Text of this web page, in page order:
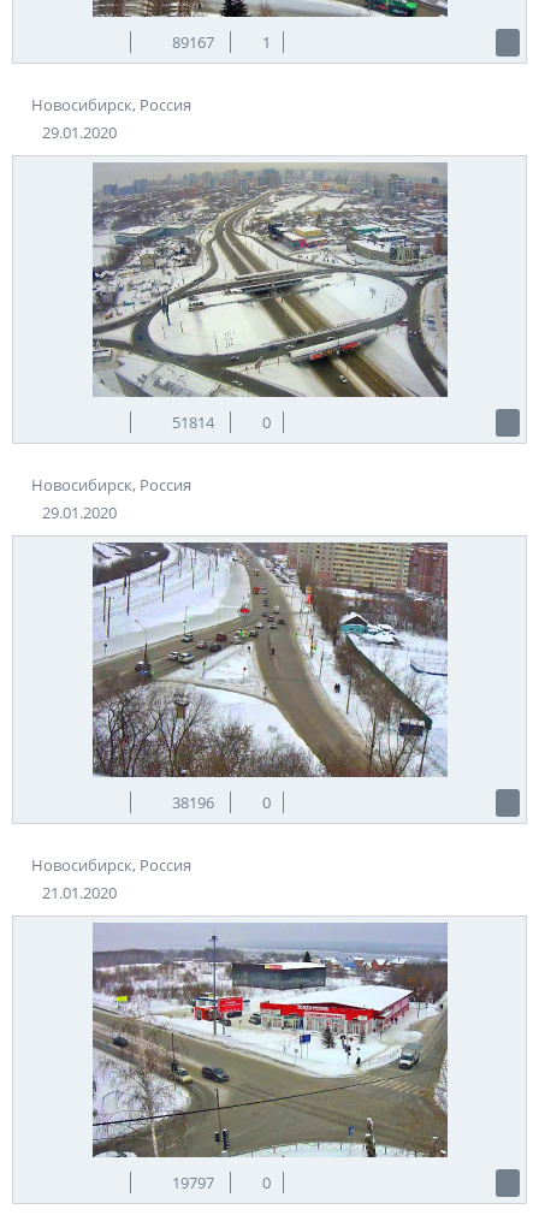
89167 1
Новосибирск, Россия
29.01.2020
51814 0
Новосибирск, Россия
29.01.2020
38196 0
Новосибирск, Россия
21.01.2020
19797 0